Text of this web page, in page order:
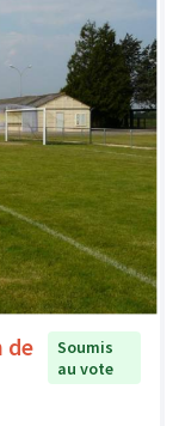
de
Soumis
au vote